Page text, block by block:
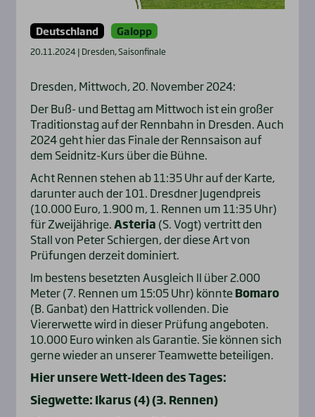
Deutschland Galopp
20.11.2024 | Dresden, Saisonfinale
Dresden, Mittwoch, 20. November 2024:
Der Buß- und Bettag am Mittwoch ist ein großer
Traditionstag auf der Rennbahn in Dresden. Auch
2024 geht hier das Finale der Rennsaison auf
dem Seidnitz-Kurs über die Bühne.
Acht Rennen stehen ab 11:35 Uhr auf der Karte,
darunter auch der 101. Dresdner Jugendpreis
(10.000 Euro, 1.900 m, 1. Rennen um 11:35 Uhr)
für Zweijährige.Asteria (S. Vogt) vertritt den
Stall von Peter Schiergen, der diese Art von
Prüfungen derzeit dominiert.
Im bestens besetzten Ausgleich II über 2.000
Meter (7. Rennen um 15:05 Uhr) könnteBomaro
(B. Ganbat) den Hattrick vollenden. Die
Viererwette wird in dieser Prüfung angeboten.
10.000 Euro winken als Garantie. Sie können sich
gerne wieder an unserer Teamwette beteiligen.
Hier unsere Wett-Ideen des Tages:
Siegwette: Ikarus (4) (3. Rennen)